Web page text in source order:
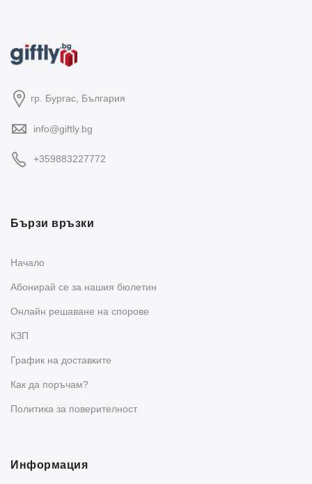
гр. Бургас, България
info@giftly.bg
+359883227772
Бързи връзки
Начало
Абонирай се за нашия бюлетин
Oнлайн решаване на спорове
КЗП
График на доставките
Как да поръчам?
Политика за поверителност
Информация